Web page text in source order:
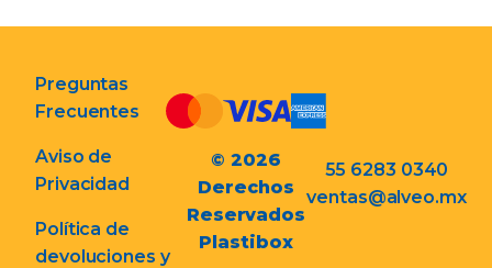
Preguntas
Frecuentes
Aviso de
Privacidad
Política de
devoluciones y
© 2026
Derechos
Reservados
Plastibox
55 6283 0340
ventas@alveo.mx